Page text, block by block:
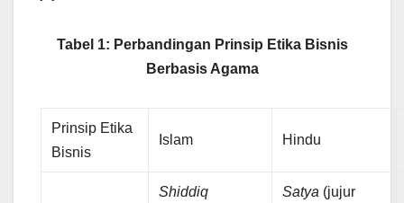
Tabel 1: Perbandingan Prinsip Etika Bisnis
Berbasis Agama
Prinsip Etika
Bisnis
Islam Hindu
Shiddiq
Satya (jujur